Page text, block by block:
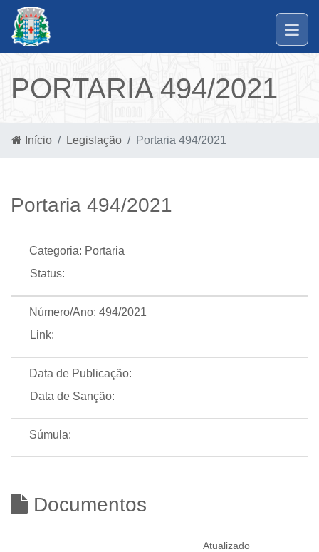
PORTARIA 494/2021
Início Legislação Portaria 494/2021
Portaria 494/2021
Categoria: Portaria
Status:
Número/Ano: 494/2021
Link:
Data de Publicação:
Data de Sanção:
Súmula:
Documentos
Atualizado